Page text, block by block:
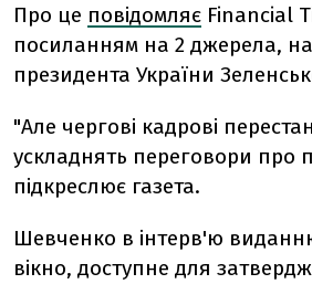
Про це повідомляє Financial
посиланням на 2 джерела,
президента України
"Але чергові кадрові
ускладнять переговори про
підкреслює газета.
Шевченко в інтерв'ю
вікно, доступне для